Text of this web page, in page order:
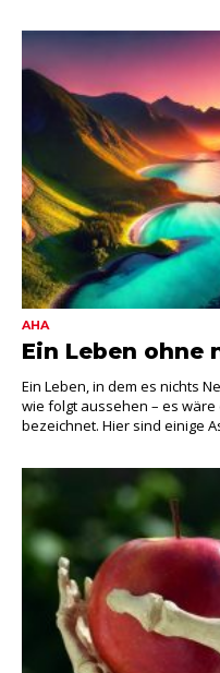
AHA
Ein Leben ohne
Ein Leben, in dem es nichts
wie folgt aussehen – es
bezeichnet. Hier sind einige